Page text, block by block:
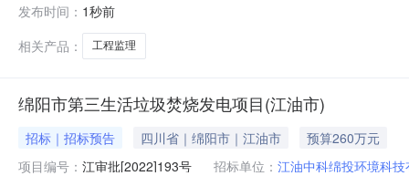
功率：94.06%投资审批项目是投资审批项目编码服务结
理中介服务
发布时间： 1秒前
相关产品：
工程监理
绵阳市第三生活垃圾焚烧发电项目(江油市)
招标｜招标预告 四川省｜绵阳市｜江油市
预算260万元
项目编号： 江审批[2022]193号 招标单位： 江油中科绵投环境科